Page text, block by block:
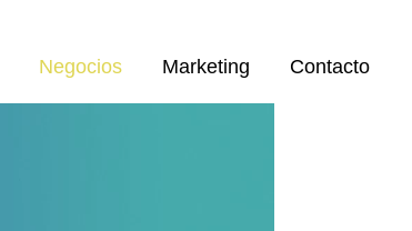
Negocios Marketing
Contacto